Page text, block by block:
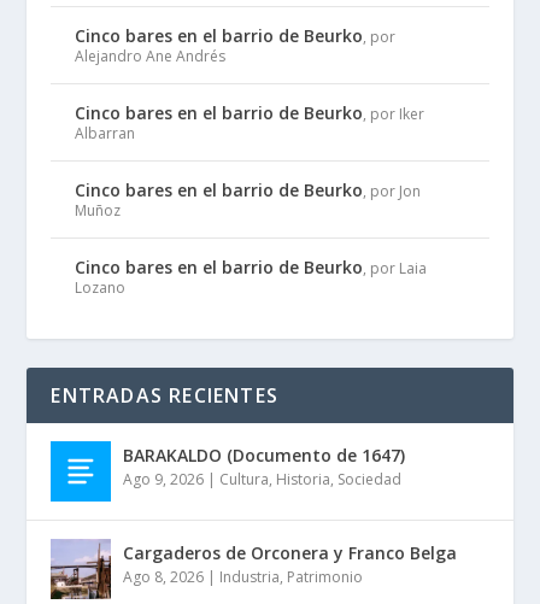
Cinco bares en el barrio de Beurko, por
Alejandro Ane Andrés
Cinco bares en el barrio de Beurko, por Iker
Albarran
Cinco bares en el barrio de Beurko, por Jon
Muñoz
Cinco bares en el barrio de Beurko, por Laia
Lozano
ENTRADAS RECIENTES
BARAKALDO (Documento de 1647)
Ago 9, 2026 | Cultura, Historia, Sociedad
Cargaderos de Orconera y Franco Belga
Ago 8, 2026 | Industria, Patrimonio